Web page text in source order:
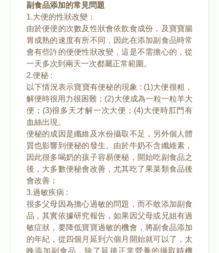
副食品添加的常見問題
1.大便的性狀改變：
由於便便的次數及性狀會依飲食成份，及寶寶腸
胃成熟的速度有所不同，因此在添加副食品時常
會有些許的便便性狀改變，這是不需擔心的，從
一天多次到兩天一次都屬正常範圍。
2.便秘 :
以下情況表示寶寶有便秘的現象 : (1)大便很粗，
解便時很用力很困難；(2)大便成為一粒一粒羊大
便；(3)很多天才解一次大便；(4)大便時肛門有
血絲出現。
便秘的成因是纖維及水份攝取不足，另外個人體
質也影響到便秘的發生。由於牛奶不含纖維素，
因此很多喝奶的孩子容易便秘，開始吃副食品之
後，大多數便秘會改善，尤其吃了果菜類食品後
會改善；
3.過敏疾病 :
很多父母因為擔心過敏的問題，而不敢添加副食
品，其實依據研究報告，如果因父母或兄姐有過
敏症狀，要降低寶寶過敏的機會，將副食品添加
的年紀，從四個月延到六個月開始就可以了，太
晚添加副食品，除了延後正常營養的攝取時機